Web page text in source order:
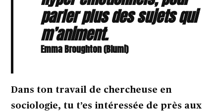
parler plus des sujets qui
m’animent.
Emma Broughton (Blumi)
Dans ton travail de chercheuse en
sociologie, tu t’es intéressée de près aux